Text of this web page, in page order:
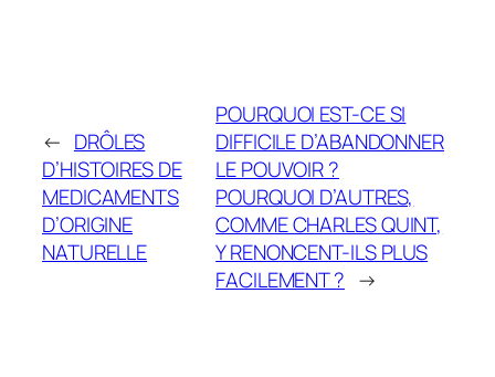
← DRÔLES
D’HISTOIRES DE
MEDICAMENTS
D’ORIGINE
NATURELLE
POURQUOI EST-CE SI
DIFFICILE D’ABANDONNER
LE POUVOIR ?
POURQUOI D’AUTRES,
COMME CHARLES QUINT,
Y RENONCENT-ILS PLUS
FACILEMENT ? →